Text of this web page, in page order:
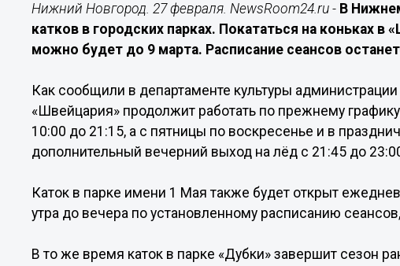
Нижний Новгород. 27 февраля. NewsRoom24.ru - В
катков в городских парках. Покататься на коньках в
можно будет до 9 марта. Расписание сеансов
Как сообщили в департаменте культуры
«Швейцария» продолжит работать по прежнему
10:00 до 21:15, а с пятницы по воскресенье и в
дополнительный вечерний выход на лёд с 21:45 до
Каток в парке имени 1 Мая также будет открыт
утра до вечера по установленному расписанию
В то же время каток в парке «Дубки» завершит сезон